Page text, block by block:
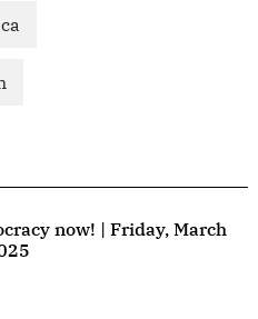
now! | Friday, March